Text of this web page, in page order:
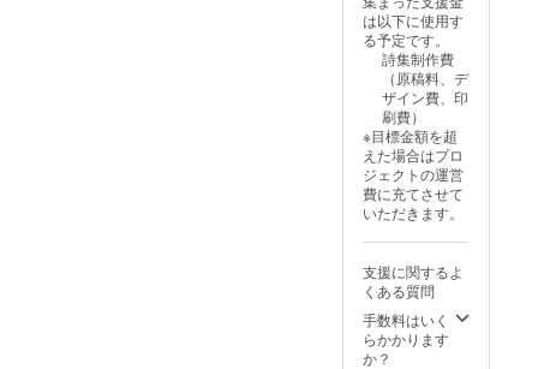
は以下に使用す
る予定です。
詩集制作費
（原稿料、デ
ザイン費、印
刷費）
※目標金額を超
えた場合はプロ
ジェクトの運営
費に充てさせて
いただきます。
支援に関するよ
くある質問
手数料はいく
らかかります
か？